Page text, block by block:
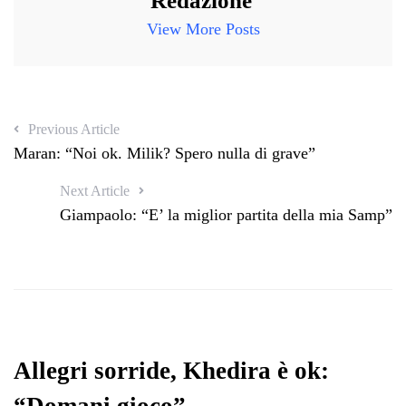
View More Posts
Previous Article
Maran: “Noi ok. Milik? Spero nulla di grave”
Next Article
Giampaolo: “E’ la miglior partita della mia Samp”
Allegri sorride, Khedira è ok: